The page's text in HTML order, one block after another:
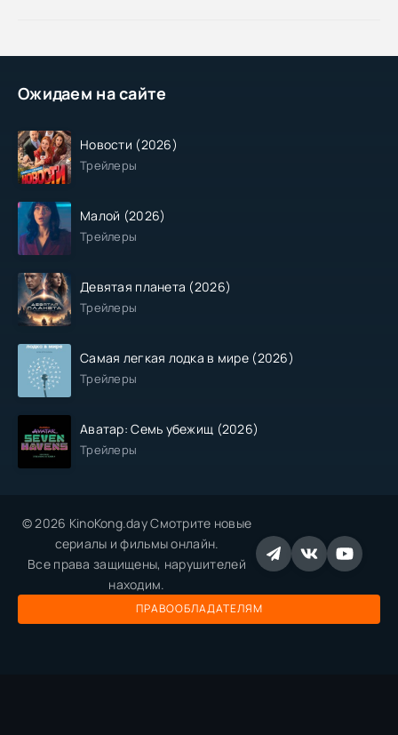
Ожидаем на сайте
Новости (2026)
Трейлеры
Малой (2026)
Трейлеры
Девятая планета (2026)
Трейлеры
Самая легкая лодка в мире (2026)
Трейлеры
Аватар: Семь убежищ (2026)
Трейлеры
© 2026 KinoKong.day Смотрите новые
сериалы и фильмы онлайн.
Все права защищены, нарушителей
находим.
ПРАВООБЛАДАТЕЛЯМ